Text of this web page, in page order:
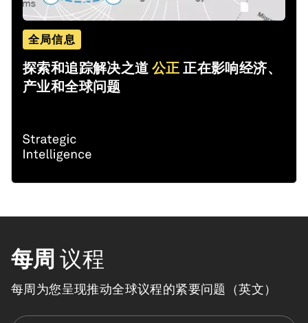
全局信息
探索和追踪解决之道公正 正在影响经济、
产业和全球问题
每周 议程
每周为您呈现推动全球议程的紧要问题（英文）